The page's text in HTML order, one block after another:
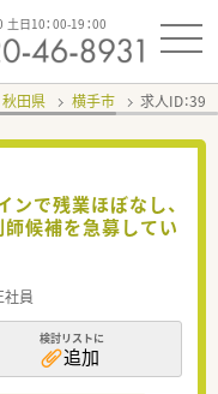
土日10：00-19：00
秋田県 横手市 求人ID：
ンで残業ほぼなし、
候補を急募してい
社員
検討リストに
追加